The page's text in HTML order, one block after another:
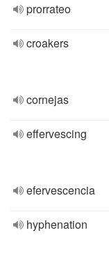
prorrateo
croakers
cornejas
effervescing
efervescencia
hyphenation